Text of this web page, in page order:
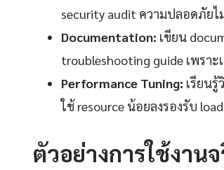
security audit ความปลอดภัย
Documentation: เขียน
troubleshooting guide เพร
Performance Tuning: เรียนรู้
ใช้ resource น้อยลงรองรับ
ตัวอย่างการใช้งานจ